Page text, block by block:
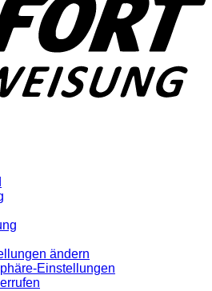
ändern
Einstellungen